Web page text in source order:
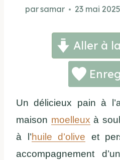
parsamar 23 mai 2025
Aller à
Un délicieux pain à
maison moelleux à
à l’huile d’olive et
accompagnement